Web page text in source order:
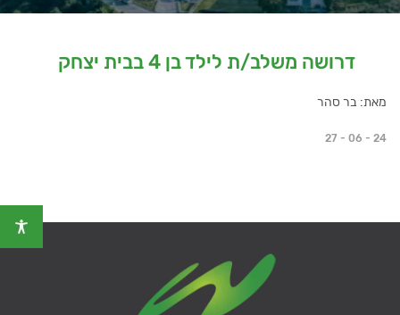
דרושה משלב/ת לילד בן 4 בבית יצחק
מאת: בר סהר
27 - 06 - 24